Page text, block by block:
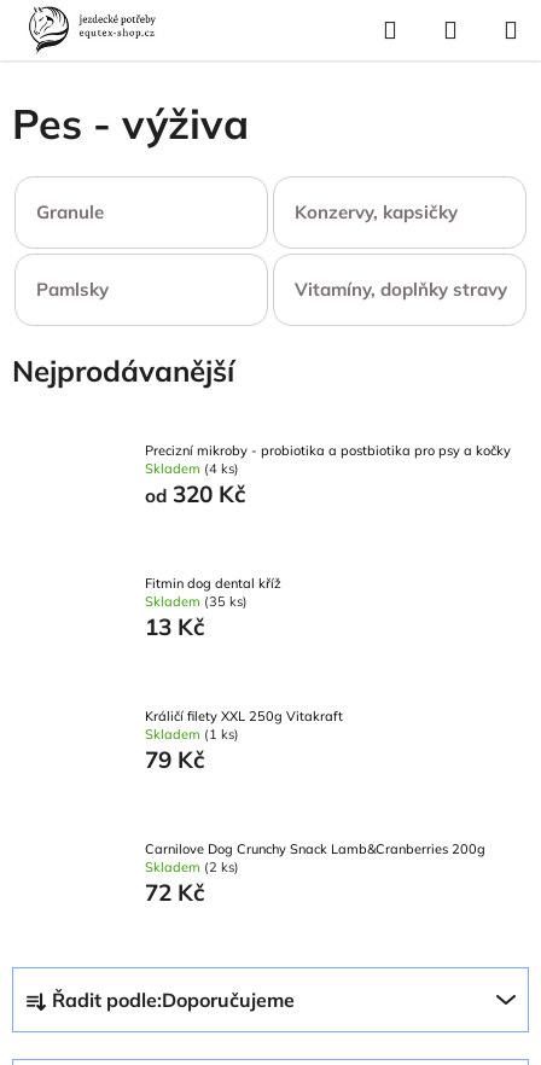
Přejít
obsah
Hledat
KOŠÍK
Domů
Pes a kočka
Pes - výživa
Granule Konzervy, kapsičky
Pamlsky Vitamíny, doplňky stravy
Nejprodávanější
Precizní mikroby - probiotika a postbiotika pro psy a kočky
Skladem (4 ks)
od 320 Kč
Fitmin dog dental kříž
Skladem (35 ks)
13 Kč
Králičí filety XXL 250g Vitakraft
Skladem (1 ks)
79 Kč
Carnilove Dog Crunchy Snack Lamb&Cranberries 200g
Skladem (2 ks)
72 Kč
a
z
Řadit podle:Doporučujeme